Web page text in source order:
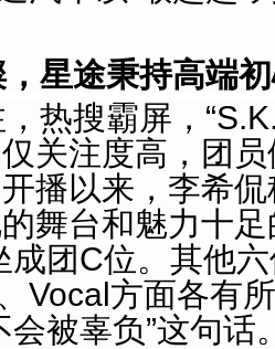
途秉持高端初
搜霸屏，
关注度高，团
开播以来，李希
舞台和魅力十
成团C位。其他
Vocal方面各有
会被辜负”这句话